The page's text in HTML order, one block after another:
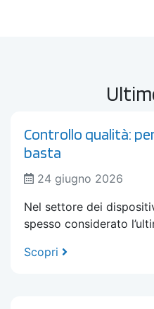
Controllo qualità:
basta
24 giugno 2026
Nel settore dei
spesso considerato
Scopri